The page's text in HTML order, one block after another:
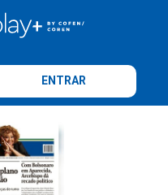
ENTRAR